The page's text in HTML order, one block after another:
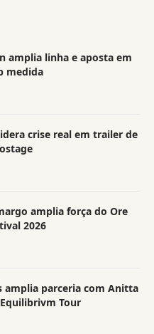
amplia linha e aposta em
medida
crise real em trailer de
amplia força do Ore
2026
amplia parceria com Anitta
Tour